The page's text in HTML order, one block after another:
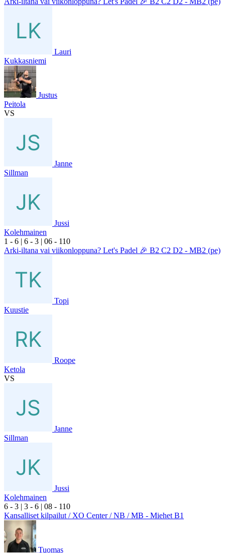
Lauri
Kukkasniemi
Justus
Peitola
VS
Janne
Sillman
Jussi
Kolehmainen
1 - 6 | 6 - 3 | 06 - 110
Arki-iltana vai viikonloppuna? Let's Padel 🎉 B2 C2 D2 - MB2 (pe)
Topi
Kuustie
Roope
Ketola
VS
Janne
Sillman
Jussi
Kolehmainen
6 - 3 | 3 - 6 | 08 - 110
Kansalliset kilpailut / XO Center / NB / MB - Miehet B1
Tuomas